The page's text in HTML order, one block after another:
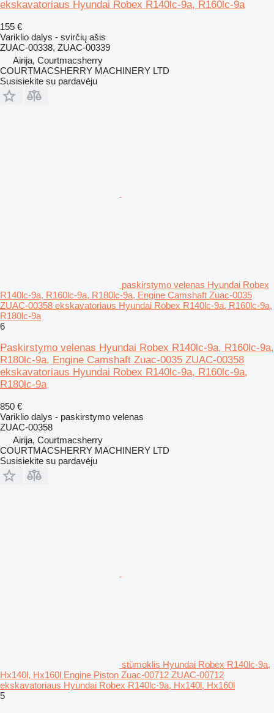
ekskavatoriaus Hyundai Robex R140lc-9a, R160lc-9a
155 €
Variklio dalys - svirčių ašis
ZUAC-00338, ZUAC-00339
Airija, Courtmacsherry
COURTMACSHERRY MACHINERY LTD
Susisiekite su pardavėju
paskirstymo velenas Hyundai Robex
R140lc-9a, R160lc-9a, R180lc-9a, Engine Camshaft Zuac-0035
ZUAC-00358 ekskavatoriaus Hyundai Robex R140lc-9a, R160lc-9a,
R180lc-9a
6
Paskirstymo velenas Hyundai Robex R140lc-9a, R160lc-9a,
R180lc-9a, Engine Camshaft Zuac-0035 ZUAC-00358
ekskavatoriaus Hyundai Robex R140lc-9a, R160lc-9a,
R180lc-9a
850 €
Variklio dalys - paskirstymo velenas
ZUAC-00358
Airija, Courtmacsherry
COURTMACSHERRY MACHINERY LTD
Susisiekite su pardavėju
stūmoklis Hyundai Robex R140lc-9a,
Hx140l, Hx160l Engine Piston Zuac-00712 ZUAC-00712
ekskavatoriaus Hyundai Robex R140lc-9a, Hx140l, Hx160l
5